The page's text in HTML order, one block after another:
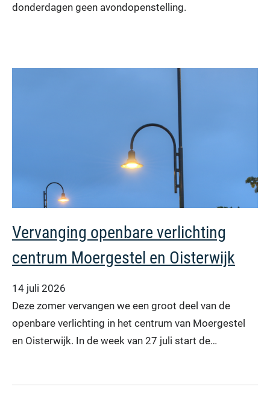
donderdagen geen avondopenstelling.
Vervanging openbare verlichting
centrum Moergestel en Oisterwijk
14 juli 2026
Deze zomer vervangen we een groot deel van de
openbare verlichting in het centrum van Moergestel
en Oisterwijk. In de week van 27 juli start de…